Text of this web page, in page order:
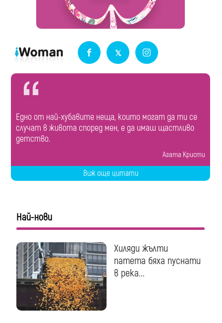
Едно от най-хубавите неща, които могат да ти се
случат в живота според мен, е да имаш щастливо
детство.
Агата Кристи
Виж още цитати
Най-нови
Хиляди жълти
патета бяха пуснати
в река...